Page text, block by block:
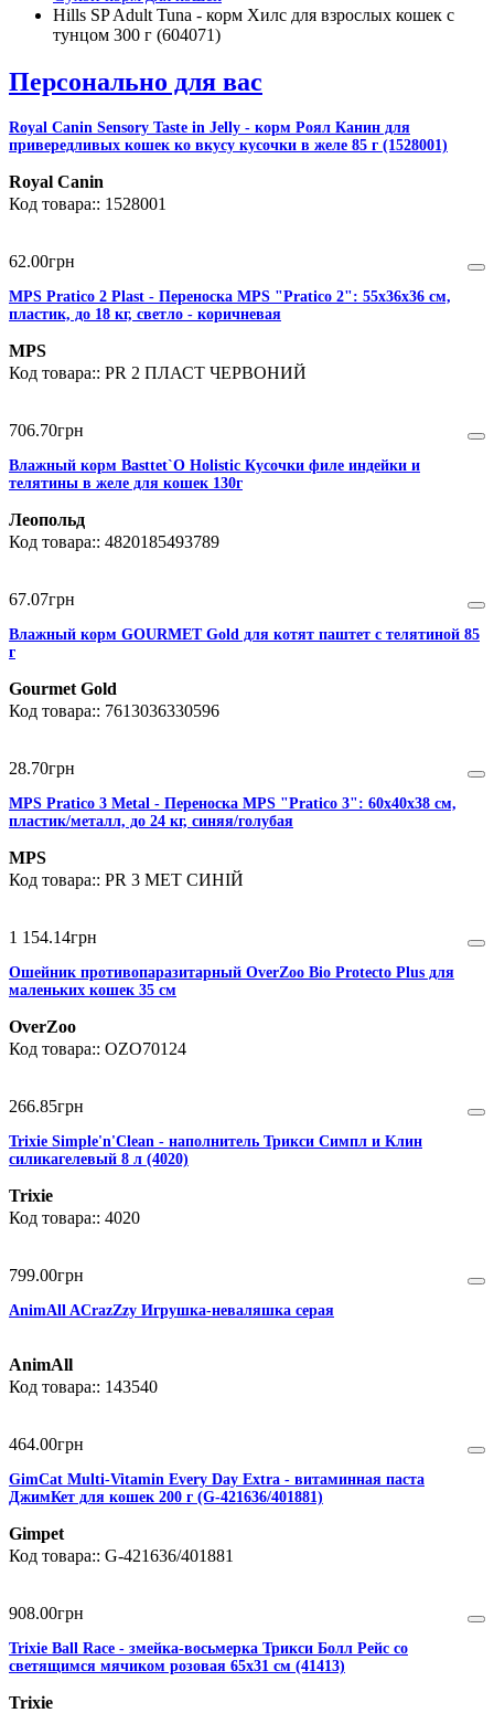
Hills SP Adult Tuna - корм Хилс для взрослых кошек с
тунцом 300 г (604071)
Персонально для вас
Royal Canin Sensory Taste in Jelly - корм Роял Канин для
привередливых кошек ко вкусу кусочки в желе 85 г (1528001)
Royal Canin
1528001
62.00грн
MPS Pratico 2 Plast - Переноска MPS "Pratico 2": 55х36х36 см,
пластик, до 18 кг, светло - коричневая
MPS
PR 2 ПЛАСТ ЧЕРВОНИЙ
706.70грн
Влажный корм Basttet`O Holistic Кусочки филе индейки и
телятины в желе для кошек 130г
Леопольд
4820185493789
67.07грн
Влажный корм GOURMET Gold для котят паштет с телятиной 85
г
Gourmet Gold
7613036330596
28.70грн
MPS Pratico 3 Metal - Переноска MPS "Pratico 3": 60х40х38 см,
пластик/металл, до 24 кг, синяя/голубая
MPS
PR 3 MET СИНІЙ
1 154.14грн
Ошейник противопаразитарный OverZoo Bio Protecto Plus для
маленьких кошек 35 см
OverZoo
OZO70124
266.85грн
Trixie Simple'n'Clean - наполнитель Трикси Симпл и Клин
силикагелевый 8 л (4020)
Trixie
4020
799.00грн
AnimAll ACrazZzy Игрушка-неваляшка серая
AnimAll
143540
464.00грн
GimCat Multi-Vitamin Every Day Extra - витаминная паста
ДжимКет для кошек 200 г (G-421636/401881)
Gimpet
G-421636/401881
908.00грн
Trixie Ball Race - змейка-восьмерка Трикси Болл Рейс со
светящимся мячиком розовая 65х31 см (41413)
Trixie